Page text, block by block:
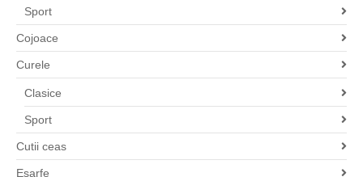
Sport
Cojoace
Curele
Clasice
Sport
Cutii ceas
Esarfe